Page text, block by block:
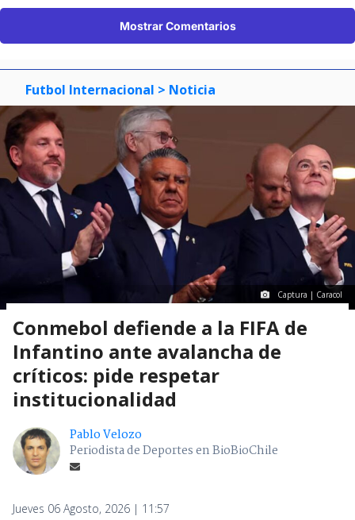
Mostrar Comentarios
Futbol Internacional > Noticia
Captura | Caracol
Conmebol defiende a la FIFA de
Infantino ante avalancha de
críticos: pide respetar
institucionalidad
Pablo Velozo
Periodista de Deportes en BioBioChile
Jueves 06 Agosto, 2026 | 11:57